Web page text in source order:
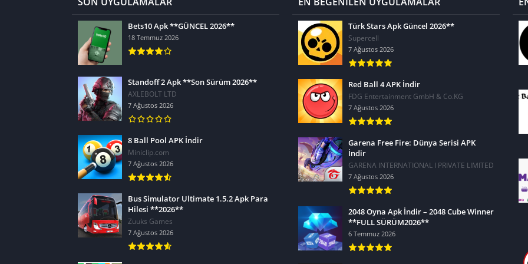
Bets10 Apk **GÜNCEL 2026**
18 Temmuz 2026
Standoff 2 Apk **Son Sürüm 2026**
AXLEBOLT LTD
7 Ağustos 2026
8 Ball Pool APK İndir
Miniclip.com
7 Ağustos 2026
Bus Simulator Ultimate 1.5.2 Apk Para
Hilesi **2026**
Zuuks Games
7 Ağustos 2026
Türk Stars Apk Güncel 2026**
Supercell
7 Ağustos 2026
Red Ball 4 APK İndir
FDG Entertainment GmbH & Co.KG
7 Ağustos 2026
Garena Free Fire: Dünya Serisi APK
İndir
GARENA INTERNATIONAL I PRIVATE LIMITED
7 Ağustos 2026
2048 Oyna Apk İndir – 2048 Cube Winner
**FULL SÜRÜM2026**
6 Temmuz 2026